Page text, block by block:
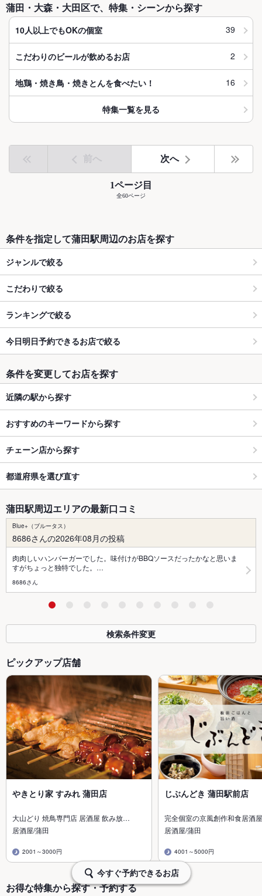
蒲田・大森・大田区で、特集・シーンから探す
10人以上でもOKの個室 39
こだわりのビールが飲めるお店 2
地鶏・焼き鳥・焼きとんを食べたい！ 16
特集一覧を見る
前へ 次へ
1ページ目
全60ページ
条件を指定して蒲田駅周辺のお店を探す
ジャンルで絞る
こだわりで絞る
ランキングで絞る
今日明日予約できるお店で絞る
条件を変更してお店を探す
近隣の駅から探す
おすすめのキーワードから探す
チェーン店から探す
都道府県を選び直す
蒲田駅周辺エリアの最新口コミ
Blue+（ブルータス）
8686さんの2026年08月の投稿
肉肉しいハンバーガーでした。味付けがBBQソースだったかなと思いま
すがちょっと独特でした。…
8686さん
検索条件変更
ピックアップ店舗
やきとり家 すみれ 蒲田店
大山どり 焼鳥専門店 居酒屋 飲み放…
居酒屋/蒲田
2001～3000円
じぶんどき 蒲田駅前店
完全個室の京風創作和食居酒屋
居酒屋/蒲田
4001～5000円
お得な特集から探す・予約する
今すぐ予約できるお店